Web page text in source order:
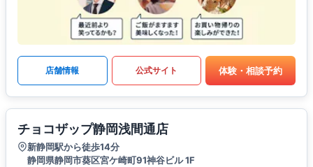
店舗情報 公式サイト 体験・相談予約
チョコザップ静岡浅間通店
新静岡駅から徒歩14分
静岡県静岡市葵区宮ケ崎町91神谷ビル 1F